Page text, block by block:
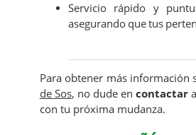
Servicio rápido y
asegurando que tus
Para obtener más
de Sos, no dude en contactar
con tu próxima mudanza.